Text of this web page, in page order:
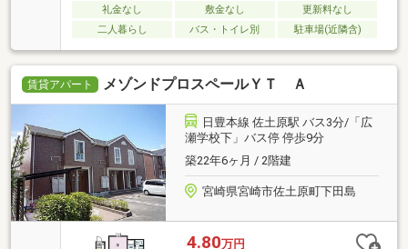
礼金なし 敷金なし
更新料なし
二人暮らし
バス・トイレ別 駐車場(近隣含)
賃貸アパート メゾンドプロスペールＹＴ Ａ
日豊本線 佐土原駅 バス3分/「広
瀬学校下」バス停 停歩9分
築22年6ヶ月 / 2階建
宮崎県宮崎市佐土原町下田島
4.80万円